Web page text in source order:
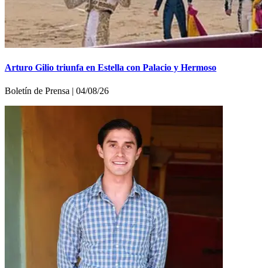
Arturo Gilio triunfa en Estella con Palacio y Hermoso
Boletí­n de Prensa | 04/08/26